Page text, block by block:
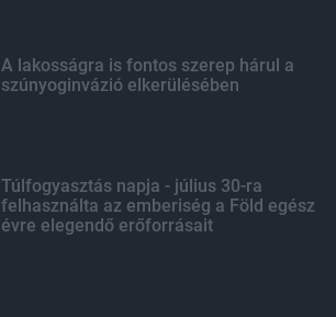
A lakosságra is fontos szerep hárul a
szúnyoginvázió elkerülésében
Túlfogyasztás napja - július 30-ra
felhasználta az emberiség a Föld egész
évre elegendő erőforrásait